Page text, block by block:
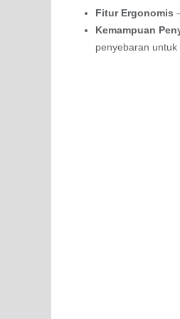
Fitur Ergonomis
Kemampuan
penyebaran untuk